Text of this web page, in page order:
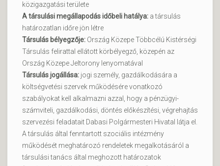
közigazgatási területe
A társulási megállapodás időbeli hatálya: a társulás
határozatlan időre jön létre
Társulás bélyegzője: Ország Közepe Többcélú Kistérségi
Társulás felirattal ellátott körbélyegző, közepén az
Ország Közepe Jeltorony lenyomatával
Társulás jogállása: jogi személy, gazdálkodására a
költségvetési szervek működésére vonatkozó
szabályokat kell alkalmazni azzal, hogy a pénzügyi-
számviteli, gazdálkodási, döntés előkészítési, végrehajtás
szervezési feladatait Dabasi Polgármesteri Hivatal látja el.
A társulás által fenntartott szociális intézmény
működését meghatározó rendeletek megalkotásáról a
társulási tanács által meghozott határozatok